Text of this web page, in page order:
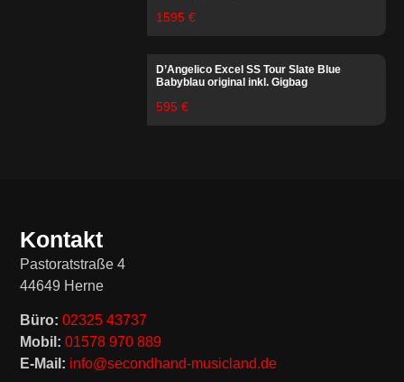
1595 €
D’Angelico Excel SS Tour Slate Blue
Babyblau original inkl. Gigbag
595 €
Kontakt
Pastoratstraße 4
44649 Herne
Büro: 02325 43737
Mobil: 01578 970 889
E-Mail: info@secondhand-musicland.de